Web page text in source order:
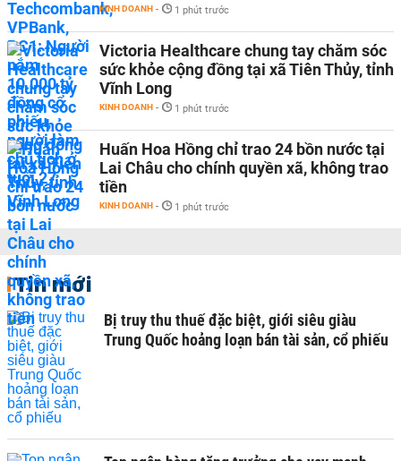
KINH DOANH - 1 phút trước
Victoria Healthcare chung tay chăm sóc
sức khỏe cộng đồng tại xã Tiên Thủy, tỉnh
Vĩnh Long
KINH DOANH - 1 phút trước
Huấn Hoa Hồng chỉ trao 24 bồn nước tại
Lai Châu cho chính quyền xã, không trao
tiền
KINH DOANH - 1 phút trước
Tin mới
Bị truy thu thuế đặc biệt, giới siêu giàu
Trung Quốc hoảng loạn bán tài sản, cổ phiếu